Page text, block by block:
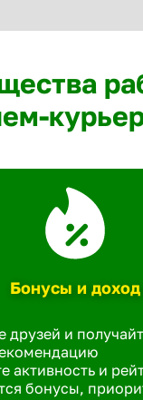
Бонусы и доход
друзей и
активность и
бонусы,